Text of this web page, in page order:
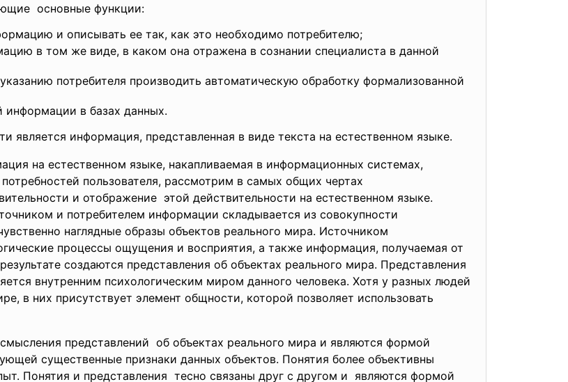
основные функции:
и описывать ее так, как это необходимо потребителю;
в том же виде, в каком она отражена в сознании специалиста в данной
потребителя производить автоматическую обработку формализованной
информации в базах данных.
информация, представленная в виде текста на естественном языке.
на естественном языке, накапливаемая в информационных системах,
пользователя, рассмотрим в самых общих чертах
и отображение этой действительности на естественном языке.
и потребителем информации складывается из совокупности
наглядные образы объектов реального мира. Источником
процессы ощущения и восприятия, а также информация, получаемая от
создаются представления об объектах реального мира. Представления
внутренним психологическим миром данного человека. Хотя у разных людей
в них присутствует элемент общности, которой позволяет использовать
представлений об объектах реального мира и являются формой
существенные признаки данных объектов. Понятия более объективны
Понятия и представления тесно связаны друг с другом и являются формой